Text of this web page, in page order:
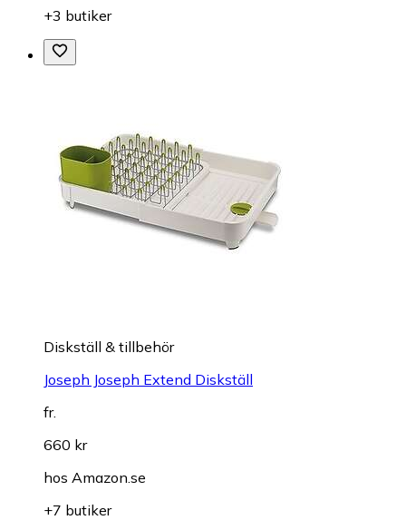
+3 butiker
Diskställ & tillbehör
Joseph Joseph Extend Diskställ
fr.
660 kr
hos Amazon.se
+7 butiker